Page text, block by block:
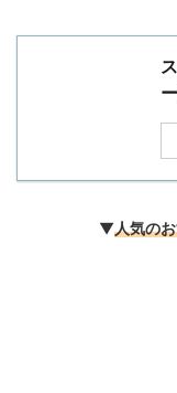
▼人気の